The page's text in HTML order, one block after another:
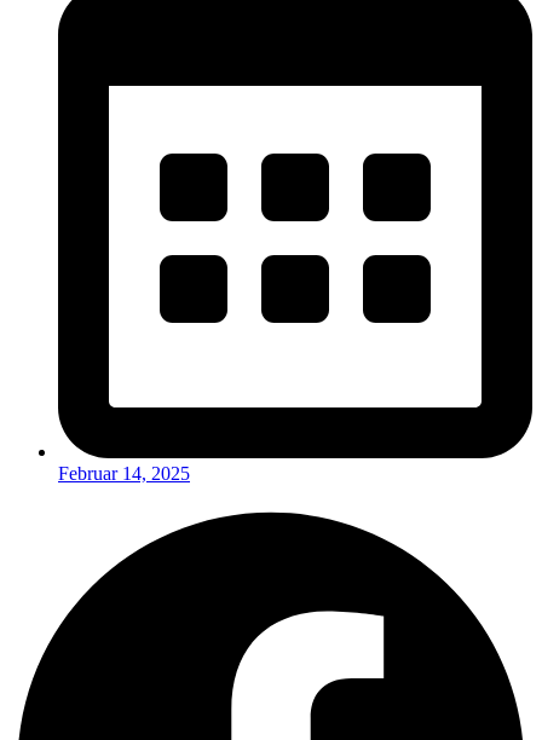
Februar 14, 2025